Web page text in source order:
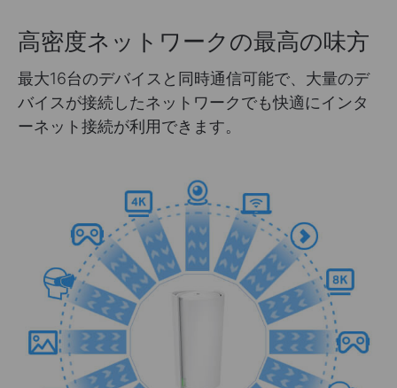
高密度ネットワークの最高の味方
最大16台のデバイスと同時通信可能で、大量のデ
バイスが接続したネットワークでも快適にインタ
ーネット接続が利用できます。